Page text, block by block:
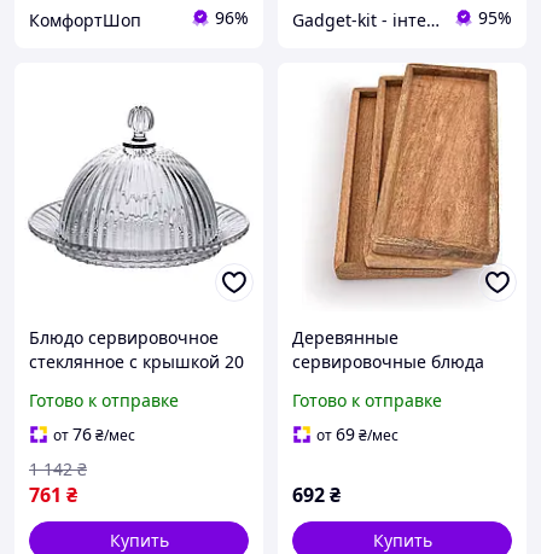
КомфортШоп 96% Gadget-kit - інтернет магазин аксесуарів для авто, дому, гаджетів | Електросамокати | Навушники 95%
Блюдо сервировочное
стеклянное с крышкой 20
фруктов прозрачное GN-
2446
Готово к отправке
от76₴/мес
761 ₴
1 142 ₴
Купить
Деревянные
сервировочные блюда
приподнятым краем для
закусок и фруктов цвет
Готово к отправке
от69₴/мес
692₴
Купить